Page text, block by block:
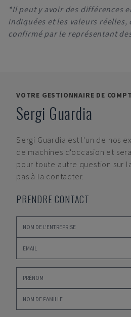
*Il peut y avoir des différences
indiquées et les valeurs réelles,
confirmé par le représentant
VOTRE GESTIONNAIRE DE
Sergi Guardia
Sergi Guardia est l'un de nos
de machines d'occasion et
pour toute autre question sur
pas à la contacter.
PRENDRE CONTACT